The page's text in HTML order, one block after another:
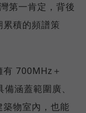
第一肯定，背後
積的頻譜策
700MHz＋
涵蓋範圍廣、
物室內，也能